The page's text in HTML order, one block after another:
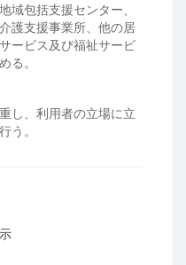
域包括支援センター、
護支援事業所、他の居
ービス及び福祉サービ
る。
し、利用者の立場に立
う。